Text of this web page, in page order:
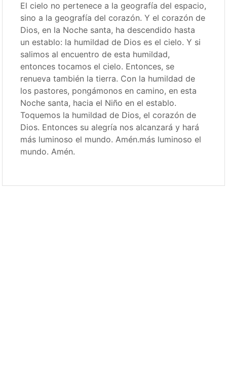
El cielo no pertenece a la geografía del espacio,
sino a la geografía del corazón. Y el corazón de
Dios, en la Noche santa, ha descendido hasta
un establo: la humildad de Dios es el cielo. Y si
salimos al encuentro de esta humildad,
entonces tocamos el cielo. Entonces, se
renueva también la tierra. Con la humildad de
los pastores, pongámonos en camino, en esta
Noche santa, hacia el Niño en el establo.
Toquemos la humildad de Dios, el corazón de
Dios. Entonces su alegría nos alcanzará y hará
más luminoso el mundo. Amén.más luminoso el
mundo. Amén.